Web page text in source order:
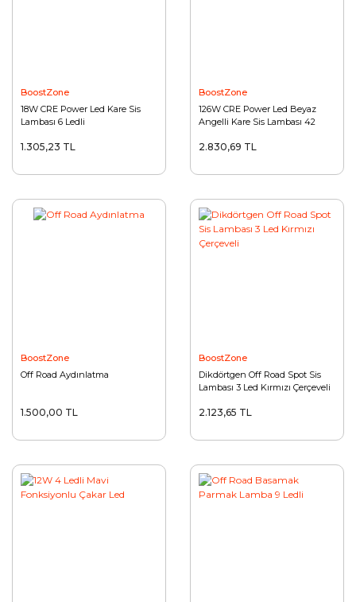
BoostZone
18W CRE Power Led Kare Sis
Lambası 6 Ledli
1.305,23 TL
BoostZone
126W CRE Power Led Beyaz
Angelli Kare Sis Lambası 42
2.830,69 TL
BoostZone
Off Road Aydınlatma
1.500,00 TL
BoostZone
Dikdörtgen Off Road Spot Sis
Lambası 3 Led Kırmızı Çerçeveli
2.123,65 TL